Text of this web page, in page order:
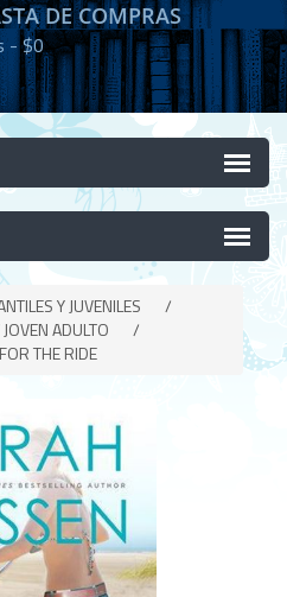
DE COMPRAS
-$0
Y JUVENILES
/
ADULTO
/
THE RIDE